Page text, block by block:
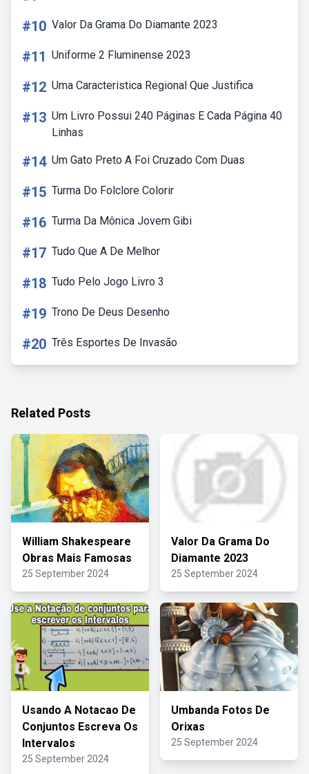
#10 Valor Da Grama Do Diamante 2023
#11 Uniforme 2 Fluminense 2023
#12 Uma Caracteristica Regional Que Justifica
#13 Um Livro Possui 240 Páginas E Cada Página 40
Linhas
#14 Um Gato Preto A Foi Cruzado Com Duas
#15 Turma Do Folclore Colorir
#16 Turma Da Mônica Jovem Gibi
#17 Tudo Que A De Melhor
#18 Tudo Pelo Jogo Livro 3
#19 Trono De Deus Desenho
#20 Três Esportes De Invasão
Related Posts
William Shakespeare
Obras Mais Famosas
25 September 2024
Valor Da Grama Do
Diamante 2023
25 September 2024
Usando A Notacao De
Conjuntos Escreva Os
Intervalos
25 September 2024
Umbanda Fotos De
Orixas
25 September 2024